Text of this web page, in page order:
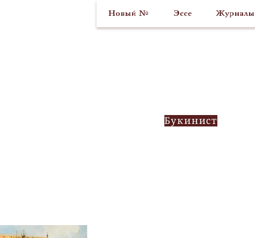
Новый № Эссе Журналы
Букинист